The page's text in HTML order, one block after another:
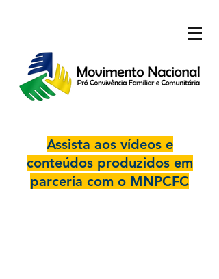
Assista aos vídeos e
conteúdos produzidos em
parceria com o MNPCFC